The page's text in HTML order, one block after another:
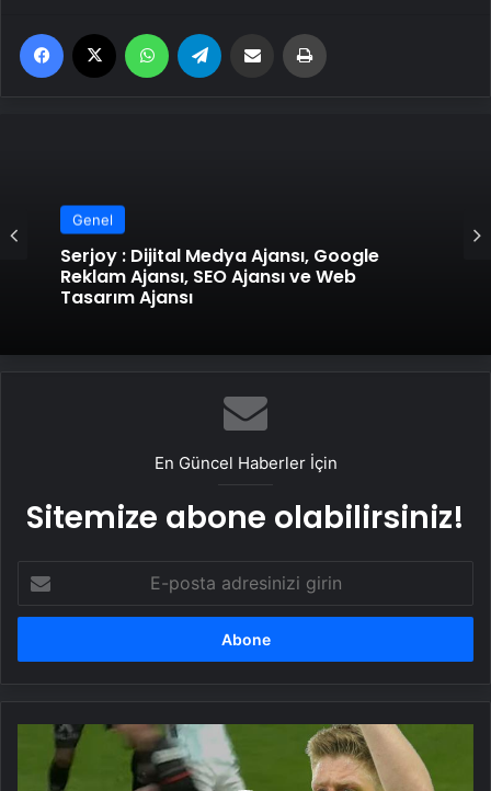
Facebook WhatsApp Email'den paylaş
Genel
Serjoy : Dijital Medya Ajansı, Google
Genel
En Güncel Haberler İçin
Sitemize abone olabilirsiniz!
posta
adresinizi
Galatasaray-
Adana
Demirspor